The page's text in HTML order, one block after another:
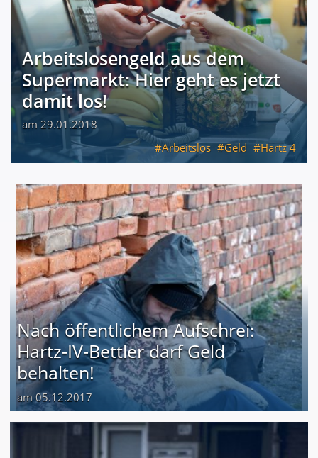
Arbeitslosengeld aus dem
Supermarkt: Hier geht es jetzt
damit los!
am 29.01.2018
Arbeitslos
Geld Hartz 4
Nach öffentlichem Aufschrei:
Hartz-IV-Bettler darf Geld
behalten!
am 05.12.2017